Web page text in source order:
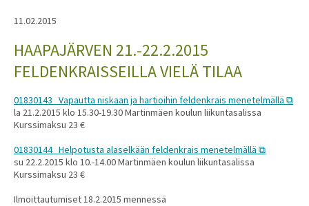
11.02.2015
HAAPAJÄRVEN 21.-22.2.2015
FELDENKRAISSEILLA VIELÄ TILAA
01830143 Vapautta niskaan ja hartioihin feldenkrais menetelmällä
la 21.2.2015 klo 15.30-19.30 Martinmäen koulun liikuntasalissa
Kurssimaksu 23 €
01830144 Helpotusta alaselkään feldenkrais menetelmällä
su 22.2.2015 klo 10.-14.00 Martinmäen koulun liikuntasalissa
Kurssimaksu 23 €
Ilmoittautumiset 18.2.2015 mennessä